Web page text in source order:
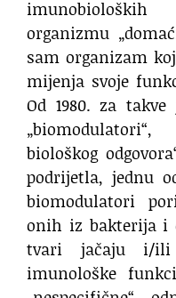
organizmu
sam organizam
mijenja svoje
Od 1980. za
biološkog
podrijetla, jednu
biomodulatori
onih iz bakterija i
tvari jačaju i/ili
imunološke